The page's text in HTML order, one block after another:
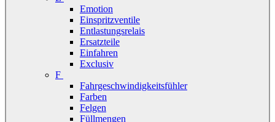
Emotion
Einspritzventile
Entlastungsrelais
Ersatzteile
Einfahren
Exclusiv
F
Fahrgeschwindigkeitsfühler
Farben
Felgen
Füllmengen